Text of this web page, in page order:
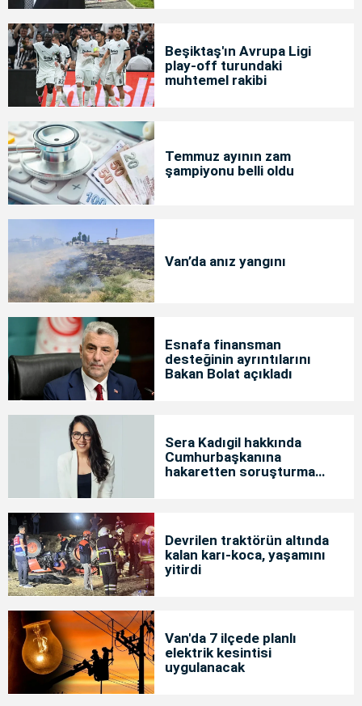
Beşiktaş'ın Avrupa Ligi
play-off turundaki
muhtemel rakibi
Temmuz ayının zam
şampiyonu belli oldu
Van’da anız yangını
Esnafa finansman
desteğinin ayrıntılarını
Bakan Bolat açıkladı
Sera Kadıgil hakkında
Cumhurbaşkanına
hakaretten soruşturma
Devrilen traktörün altında
kalan karı-koca, yaşamını
yitirdi
Van'da 7 ilçede planlı
elektrik kesintisi
uygulanacak